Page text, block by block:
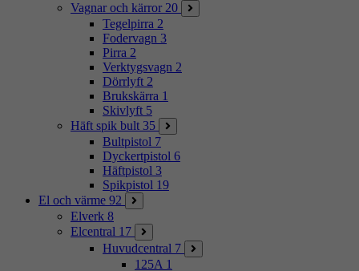
Vagnar och kärror 20
Tegelpirra 2
Fodervagn 3
Pirra 2
Verktygsvagn 2
Dörrlyft 2
Brukskärra 1
Skivlyft 5
Häft spik bult 35
Bultpistol 7
Dyckertpistol 6
Häftpistol 3
Spikpistol 19
El och värme 92
Elverk 8
Elcentral 17
Huvudcentral 7
125A 1